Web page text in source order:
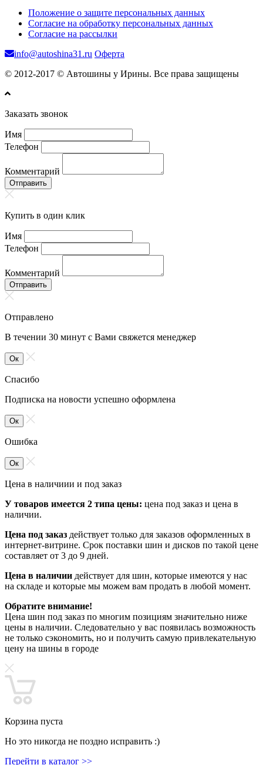
Положение о защите персональных данных
Согласие на обработку персональных данных
Согласие на рассылки
info@autoshina31.ru Оферта
© 2012-2017 © Автошины у Ирины. Все права защищены
Заказать звонок
Имя
Телефон
Комментарий
Отправить
Купить в один клик
Имя
Телефон
Комментарий
Отправить
Отправлено
В течении 30 минут с Вами свяжется менеджер
Ок
Спасибо
Подписка на новости успешно оформлена
Ок
Ошибка
Ок
Цена в наличиии и под заказ
У товаров имеется 2 типа цены: цена под заказ и цена в
наличии.
Цена под заказ действует только для заказов оформленных в
интернет-витрине. Срок поставки шин и дисков по такой цене
составляет от 3 до 9 дней.
Цена в наличии действует для шин, которые имеются у нас
на складе и которые мы можем вам продать в любой момент.
Обратите внимание!
Цена шин под заказ по многим позициям значительно ниже
цены в наличии. Следовательно у вас появилась возможность
не только сэкономить, но и получить самую привлекательную
цену на шины в городе
Корзина пуста
Но это никогда не поздно исправить :)
Перейти в каталог >>